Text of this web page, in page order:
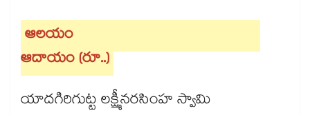
ఆలయం
ఆదాయం (రూ..)
యాదగిరిగుట్ట లక్ష్మీనరసింహ స్వామి